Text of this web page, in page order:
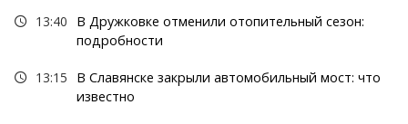
13:40
В Дружковке отменили отопительный сезон:
подробности
13:15
В Славянске закрыли автомобильный мост: что
известно